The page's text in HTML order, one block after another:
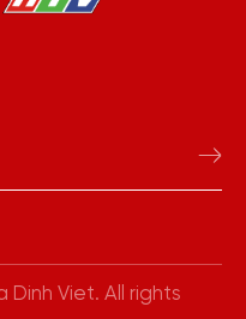
Dinh Viet. All rights